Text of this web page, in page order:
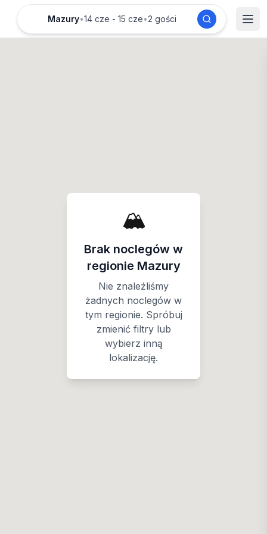
Mazury•14 cze - 15 cze•2 gości
🏔️
Brak noclegów w
regionie Mazury
Nie znaleźliśmy
żadnych noclegów w
tym regionie. Spróbuj
zmienić filtry lub
wybierz inną
lokalizację.